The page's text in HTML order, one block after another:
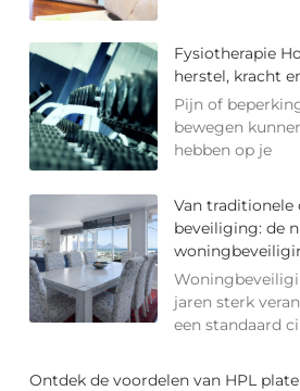
Fysiotherapie
herstel, kracht
Pijn of
bewegen
hebben op je
Van
beveiliging: de
jaren sterk
een standaard
Ontdek de voordelen van HPL